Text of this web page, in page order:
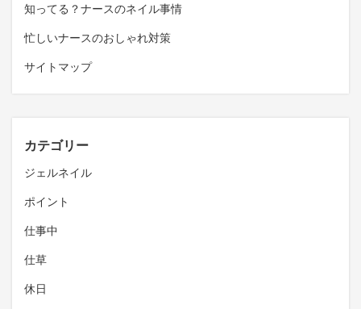
知ってる？ナースのネイル事情
忙しいナースのおしゃれ対策
サイトマップ
カテゴリー
ジェルネイル
ポイント
仕事中
仕草
休日